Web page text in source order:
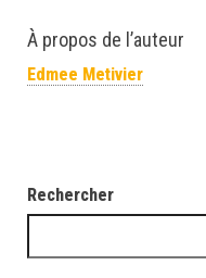
À propos de l’auteur
Edmee Metivier
Rechercher